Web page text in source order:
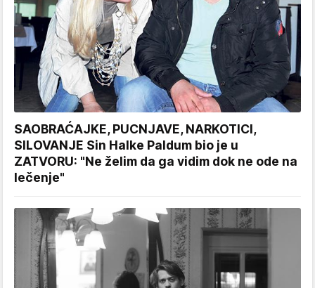
SAOBRAĆAJKE, PUCNJAVE, NARKOTICI,
SILOVANJE Sin Halke Paldum bio je u
ZATVORU: "Ne želim da ga vidim dok ne ode na
lečenje"